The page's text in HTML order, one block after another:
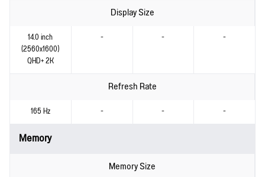
Display Size
14.0 inch
(2560x1600)
QHD+ 2K
- - -
Refresh Rate
165 Hz - - -
Memory
Memory Size